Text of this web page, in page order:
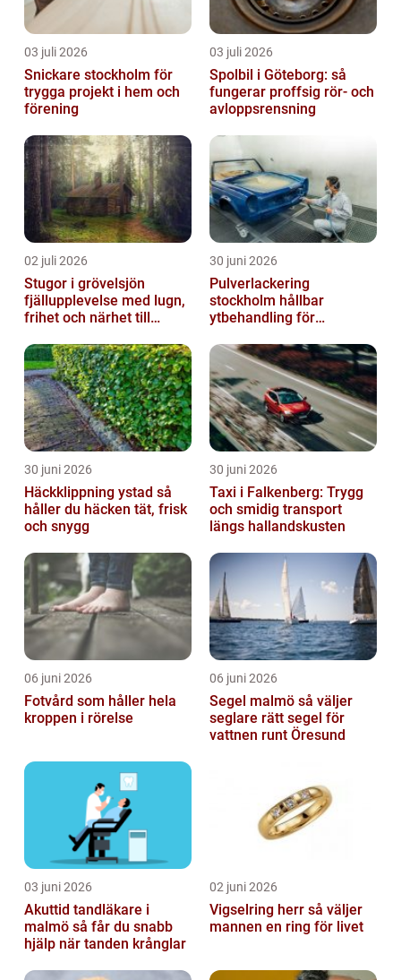
03 juli 2026
Snickare stockholm för
trygga projekt i hem och
förening
03 juli 2026
Spolbil i Göteborg: så
fungerar proffsig rör- och
avloppsrensning
02 juli 2026
Stugor i grövelsjön
fjällupplevelse med lugn,
frihet och närhet till
30 juni 2026
Pulverlackering
stockholm hållbar
ytbehandling för
30 juni 2026
Häckklippning ystad så
håller du häcken tät, frisk
och snygg
30 juni 2026
Taxi i Falkenberg: Trygg
och smidig transport
längs hallandskusten
06 juni 2026
Fotvård som håller hela
kroppen i rörelse
06 juni 2026
Segel malmö så väljer
seglare rätt segel för
vattnen runt Öresund
03 juni 2026
Akuttid tandläkare i
malmö så får du snabb
hjälp när tanden krånglar
02 juni 2026
Vigselring herr så väljer
mannen en ring för livet